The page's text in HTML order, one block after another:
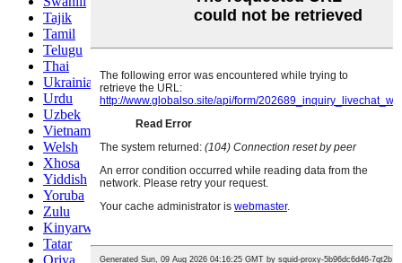
Tajik
Tamil
Telugu
Thai
Ukrainian
Urdu
Uzbek
Vietnamese
Welsh
Xhosa
Yiddish
Yoruba
Zulu
Kinyarwanda
Tatar